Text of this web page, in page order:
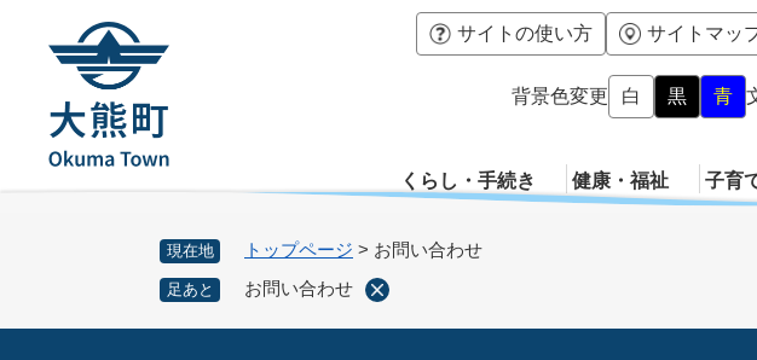
メニ
サイトの使い方 サイトマッ
背景色変更 白 黒 青
くらし・手続き 健康・福祉 子育
現在地 トップページ > お問い合わせ
足あと お問い合わせ